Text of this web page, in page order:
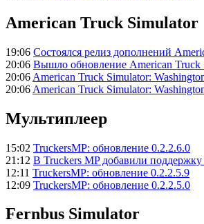
American Truck Simulator
19:06 Состоялся релиз дополнений
20:06 Вышло обновление American Truck
20:06 American Truck Simulator:
20:06 American Truck Simulator:
Мультиплеер
15:02 TruckersMP: обновление 0.2.2.6.0
21:12 В Truckers MP добавили
12:11 TruckersMP: обновление 0.2.2.5.9
12:09 TruckersMP: обновление 0.2.2.5.0
Fernbus Simulator